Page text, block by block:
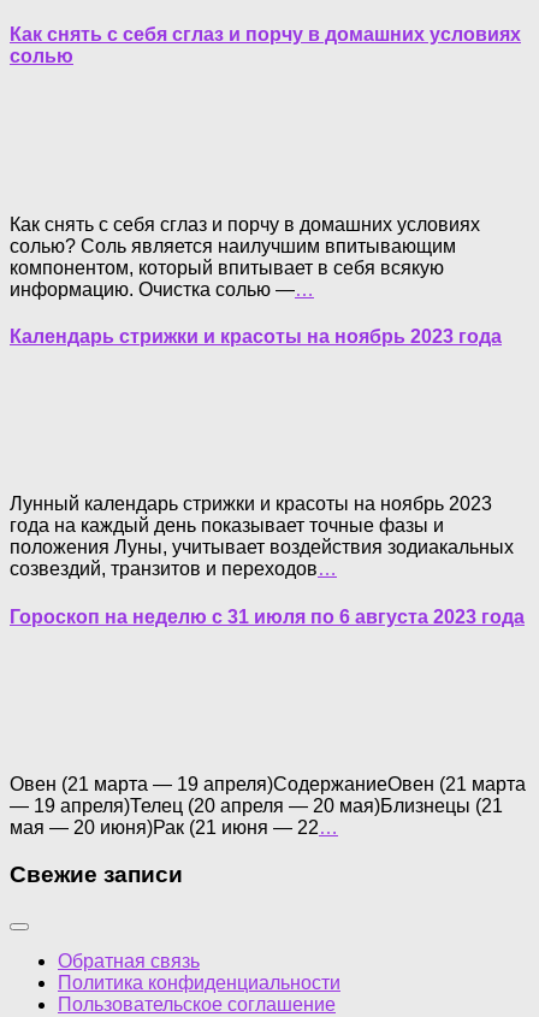
Как снять с себя сглаз и порчу в домашних условиях
солью
Как снять с себя сглаз и порчу в домашних условиях
солью? Соль является наилучшим впитывающим
компонентом, который впитывает в себя всякую
информацию. Очистка солью —…
Календарь стрижки и красоты на ноябрь 2023 года
Лунный календарь стрижки и красоты на ноябрь 2023
года на каждый день показывает точные фазы и
положения Луны, учитывает воздействия зодиакальных
созвездий, транзитов и переходов…
Гороскоп на неделю с 31 июля по 6 августа 2023 года
Овен (21 марта — 19 апреля)СодержаниеОвен (21 марта
— 19 апреля)Телец (20 апреля — 20 мая)Близнецы (21
мая — 20 июня)Рак (21 июня — 22…
Свежие записи
Обратная связь
Политика конфиденциальности
Пользовательское соглашение